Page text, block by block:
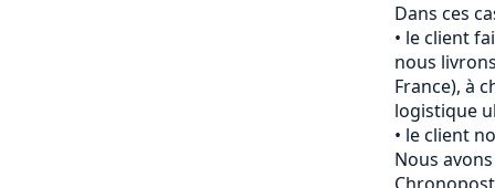
Dans ces
le client
nous
France), à
logistique
le client
Nous